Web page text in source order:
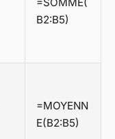
B2:B5)
=MOYENN
E(B2:B5)